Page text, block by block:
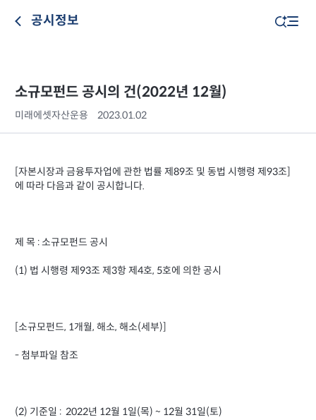
공시정보
소규모펀드 공시의 건(2022년 12월)
미래에셋자산운용 2023.01.02
[자본시장과 금융투자업에 관한 법률 제89조 및 동법 시행령 제93조]
에 따라 다음과 같이 공시합니다.
제 목 : 소규모펀드 공시
(1) 법 시행령 제93조 제3항 제4호, 5호에 의한 공시
[소규모펀드, 1개월, 해소, 해소(세부)]
- 첨부파일 참조
(2) 기준일 : 2022년 12월 1일(목) ~ 12월 31일(토)